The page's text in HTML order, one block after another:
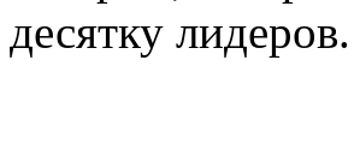
десятку лидеров.